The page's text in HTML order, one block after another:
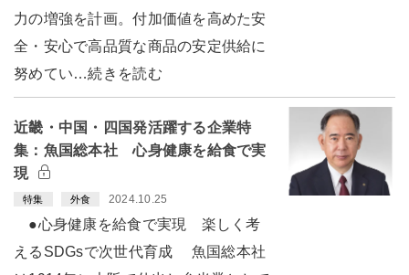
力の増強を計画。付加価値を高めた安
全・安心で高品質な商品の安定供給に
努めてい…続きを読む
近畿・中国・四国発活躍する企業特
集：魚国総本社 心身健康を給食で実
現
特集 外食 2024.10.25
●心身健康を給食で実現 楽しく考
えるSDGsで次世代育成 魚国総本社